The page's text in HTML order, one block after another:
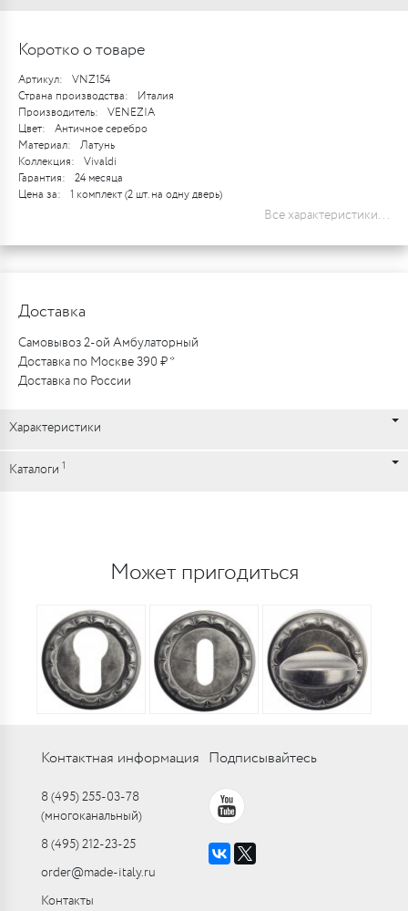
Коротко о товаре
Артикул:
VNZ154
Страна производства:
Италия
Производитель:
VENEZIA
Цвет:
Античное серебро
Материал:
Латунь
Коллекция:
Vivaldi
Гарантия:
24 месяца
Цена за:
1 комплект (2 шт. на одну дверь)
Все характеристики...
Доставка
Самовывоз 2-ой Амбулаторный
Доставка по Москве 390 ₽ *
Доставка по России
Характеристики
Каталоги 1
Может пригодиться
Контактная информация
8 (495) 255-03-78
(многоканальный)
8 (495) 212-23-25
order@made-italy.ru
Контакты
Подписывайтесь